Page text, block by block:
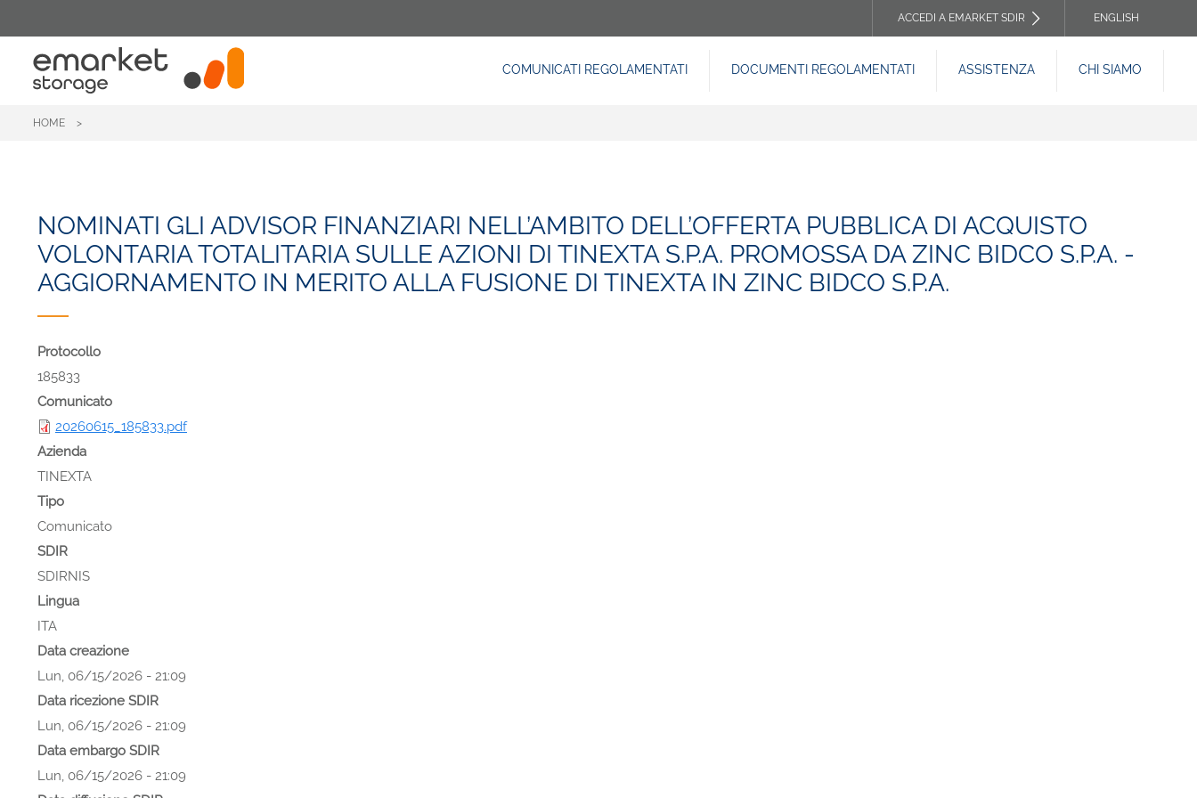
al
contenuto
principale
TOP
ACCEDI A EMARKET SDIR ENGLISH
COMUNICATI REGOLAMENTATI DOCUMENTI REGOLAMENTATI ASSISTENZA CHI SIAMO
HOME
NOMINATI GLI ADVISOR FINANZIARI NELL’AMBITO DELL’OFFERTA PUBBLICA DI ACQUISTO
VOLONTARIA TOTALITARIA SULLE AZIONI DI TINEXTA S.P.A. PROMOSSA DA ZINC BIDCO S.P.A. -
AGGIORNAMENTO IN MERITO ALLA FUSIONE DI TINEXTA IN ZINC BIDCO S.P.A.
Protocollo
185833
Comunicato
20260615_185833.pdf
Azienda
TINEXTA
Tipo
Comunicato
SDIR
SDIRNIS
Lingua
ITA
Data creazione
Lun, 06/15/2026 - 21:09
Data ricezione SDIR
Lun, 06/15/2026 - 21:09
Data embargo SDIR
Lun, 06/15/2026 - 21:09